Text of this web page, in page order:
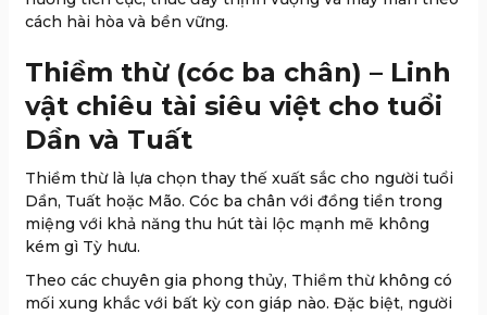
cách hài hòa và bền vững.
Thiềm thừ (cóc ba chân) – Linh
vật chiêu tài siêu việt cho tuổi
Dần và Tuất
Thiềm thừ là lựa chọn thay thế xuất sắc cho người tuổi
Dần, Tuất hoặc Mão. Cóc ba chân với đồng tiền trong
miệng với khả năng thu hút tài lộc mạnh mẽ không
kém gì Tỳ hưu.
Theo các chuyên gia phong thủy, Thiềm thừ không có
mối xung khắc với bất kỳ con giáp nào. Đặc biệt, người